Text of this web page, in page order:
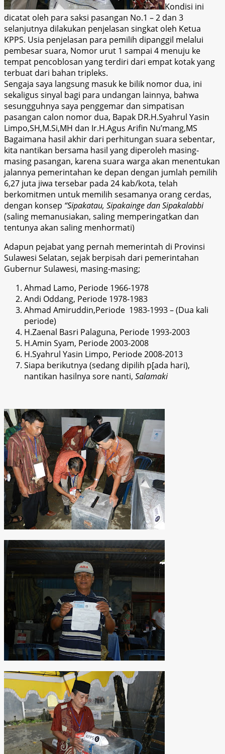
Kondisi ini
dicatat oleh para saksi pasangan No.1 – 2 dan 3
selanjutnya dilakukan penjelasan singkat oleh Ketua
KPPS. Usia penjelasan para pemilih dipanggil melalui
pembesar suara, Nomor urut 1 sampai 4 menuju ke
tempat pencoblosan yang terdiri dari empat kotak yang
terbuat dari bahan tripleks.
Sengaja saya langsung masuk ke bilik nomor dua, ini
sekaligus sinyal bagi para undangan lainnya, bahwa
sesungguhnya saya penggemar dan simpatisan
pasangan calon nomor dua, Bapak DR.H.Syahrul Yasin
Limpo,SH,M.Si,MH dan Ir.H.Agus Arifin Nu’mang,MS
Bagaimana hasil akhir dari perhitungan suara sebentar,
kita nantikan bersama hasil yang diperoleh masing-
masing pasangan, karena suara warga akan menentukan
jalannya pemerintahan ke depan dengan jumlah pemilih
6,27 juta jiwa tersebar pada 24 kab/kota, telah
berkomitmen untuk memilih sesamanya orang cerdas,
dengan konsep “Sipakatau, SipakaingedanSipakalabbi
(saling memanusiakan, saling memperingatkan dan
tentunya akan saling menhormati)
Adapun pejabat yang pernah memerintah di Provinsi
Sulawesi Selatan, sejak berpisah dari pemerintahan
Gubernur Sulawesi, masing-masing;
Ahmad Lamo, Periode 1966-1978
Andi Oddang, Periode 1978-1983
Ahmad Amiruddin,Periode 1983-1993 – (Dua kali
periode)
H.Zaenal Basri Palaguna, Periode 1993-2003
H.Amin Syam, Periode 2003-2008
H.Syahrul Yasin Limpo, Periode 2008-2013
Siapa berikutnya (sedang dipilih p[ada hari),
nantikan hasilnya sore nanti, Salamaki